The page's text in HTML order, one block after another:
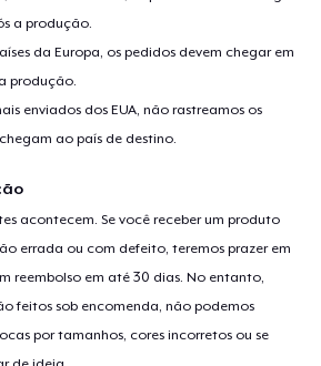
a produção.
da Europa, os pedidos devem chegar em
produção.
enviados dos EUA, não rastreamos os
ao país de destino.
acontecem. Se você receber um produto
errada ou com defeito, teremos prazer em
reembolso em até 30 dias. No entanto,
feitos sob encomenda, não podemos
por tamanhos, cores incorretos ou se